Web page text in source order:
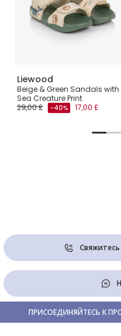
Liewood
Beige & Green Sandals with
Sea Creature Print
29,00 £
-40% 17,00 £
ПРИСОЕДИНЯЙТЕСЬ К